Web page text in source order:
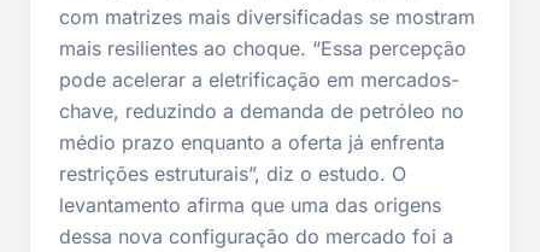
com matrizes mais diversificadas se mostram
mais resilientes ao choque. “Essa percepção
pode acelerar a eletrificação em mercados-
chave, reduzindo a demanda de petróleo no
médio prazo enquanto a oferta já enfrenta
restrições estruturais”, diz o estudo. O
levantamento afirma que uma das origens
dessa nova configuração do mercado foi a